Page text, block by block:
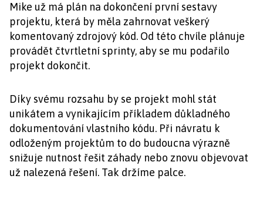
Mike už má plán na dokončení první sestavy
projektu, která by měla zahrnovat veškerý
komentovaný zdrojový kód. Od této chvíle plánuje
provádět čtvrtletní sprinty, aby se mu podařilo
projekt dokončit.
Díky svému rozsahu by se projekt mohl stát
unikátem a vynikajícím příkladem důkladného
dokumentování vlastního kódu. Při návratu k
odloženým projektům to do budoucna výrazně
snižuje nutnost řešit záhady nebo znovu objevovat
už nalezená řešení. Tak držíme palce.